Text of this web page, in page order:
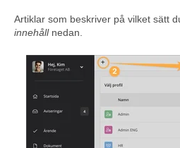
Artiklar som beskriver på vilket sätt
innehåll nedan.